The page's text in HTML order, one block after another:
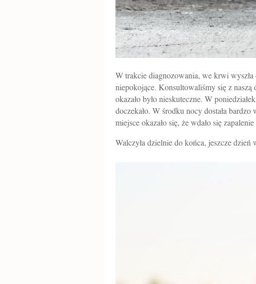
W trakcie diagnozowania, we krwi wyszła
niepokojące. Konsultowaliśmy się z naszą
okazało było nieskuteczne. W
doczekało. W środku nocy dostała
miejsce okazało się, że wdało się
Walczyła dzielnie do końca, jeszcze dzień